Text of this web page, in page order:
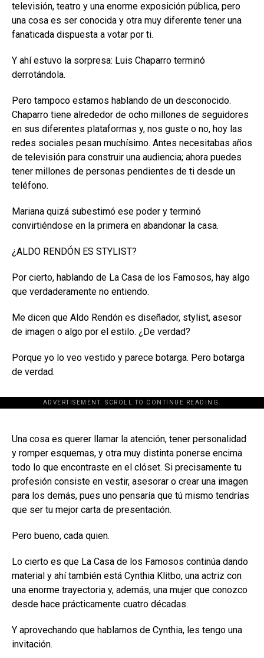
televisión, teatro y una enorme exposición pública, pero
una cosa es ser conocida y otra muy diferente tener una
fanaticada dispuesta a votar por ti.
Y ahí estuvo la sorpresa: Luis Chaparro terminó
derrotándola.
Pero tampoco estamos hablando de un desconocido.
Chaparro tiene alrededor de ocho millones de seguidores
en sus diferentes plataformas y, nos guste o no, hoy las
redes sociales pesan muchísimo. Antes necesitabas años
de televisión para construir una audiencia; ahora puedes
tener millones de personas pendientes de ti desde un
teléfono.
Mariana quizá subestimó ese poder y terminó
convirtiéndose en la primera en abandonar la casa.
¿ALDO RENDÓN ES STYLIST?
Por cierto, hablando de La Casa de los Famosos, hay algo
que verdaderamente no entiendo.
Me dicen que Aldo Rendón es diseñador, stylist, asesor
de imagen o algo por el estilo. ¿De verdad?
Porque yo lo veo vestido y parece botarga. Pero botarga
de verdad.
ADVERTISEMENT. SCROLL TO CONTINUE READING.
[adsforwp id="243463"]
Una cosa es querer llamar la atención, tener personalidad
y romper esquemas, y otra muy distinta ponerse encima
todo lo que encontraste en el clóset. Si precisamente tu
profesión consiste en vestir, asesorar o crear una imagen
para los demás, pues uno pensaría que tú mismo tendrías
que ser tu mejor carta de presentación.
Pero bueno, cada quien.
Lo cierto es que La Casa de los Famosos continúa dando
material y ahí también está Cynthia Klitbo, una actriz con
una enorme trayectoria y, además, una mujer que conozco
desde hace prácticamente cuatro décadas.
Y aprovechando que hablamos de Cynthia, les tengo una
invitación.